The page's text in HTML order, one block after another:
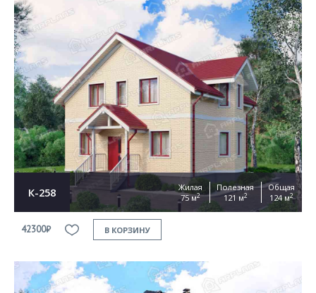
К-258
Жилая
75 м2
Полезная
121 м2
Общая
124 м2
42300₽ В КОРЗИНУ